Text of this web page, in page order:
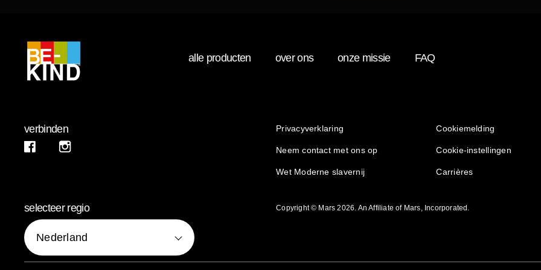
alle producten over ons onze missie FAQ
verbinden
Facebook (opens in new window)
instagram (opens in new window)
Privacyverklaring
(opens in new window) Cookiemelding
(opens in new window)
Neem contact met ons op Cookie-instellingen
Wet Moderne slavernij
(opens in new window) Carrières
(opens in new window)
selecteer regio
Nederland
Copyright © Mars 2026. An Affiliate of Mars, Incorporated.